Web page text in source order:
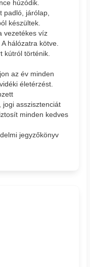
húzódik.
padló, járólap,
készültek.
vezetékes víz
hálózatra kötve.
kútról történik.
az év minden
életérzést.
jogi asszisztenciát
minden kedves
jegyzőkönyv